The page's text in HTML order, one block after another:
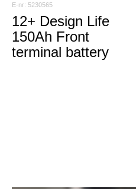
5230565
12+ Design Life
150Ah Front
terminal battery